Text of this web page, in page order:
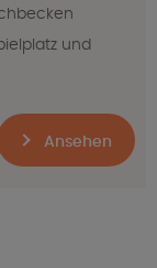
und
Ansehen